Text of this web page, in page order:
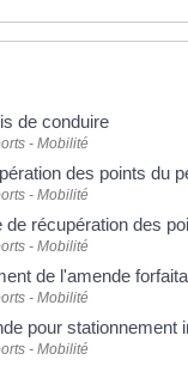
de conduire
- Mobilité
des points du
- Mobilité
de récupération des
- Mobilité
de l'amende
- Mobilité
pour stationnement
- Mobilité